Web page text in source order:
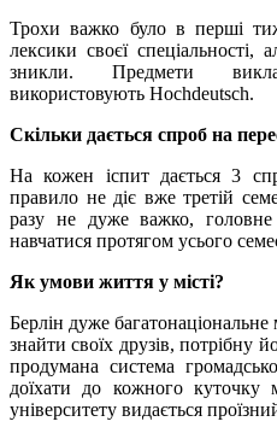
Трохи важко було в перші
лексики своєї спеціальності,
зникли. Предмети
використовують Hochdeutsch.
Скільки дається спроб на
На кожен іспит дається 3
правило не діє вже третій
разу не дуже важко, головне
навчатися протягом усього
Як умови життя у місті?
Берлін дуже
знайти своїх друзів, потрібну
продумана система
доїхати до кожного куточку
університету видається